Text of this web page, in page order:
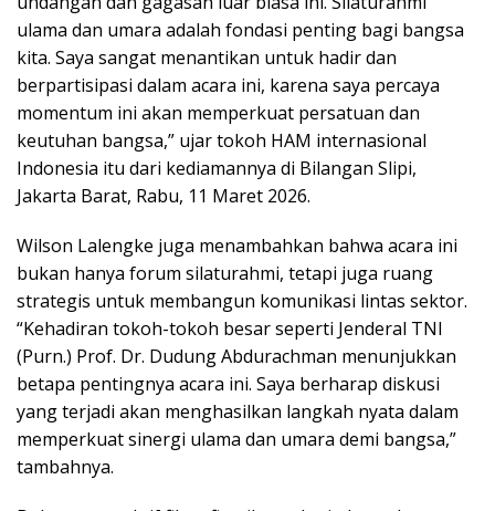
ulama dan umara adalah fondasi penting bagi bangsa
kita. Saya sangat menantikan untuk hadir dan
berpartisipasi dalam acara ini, karena saya percaya
momentum ini akan memperkuat persatuan dan
keutuhan bangsa,” ujar tokoh HAM internasional
Indonesia itu dari kediamannya di Bilangan Slipi,
Jakarta Barat, Rabu, 11 Maret 2026.
Wilson Lalengke juga menambahkan bahwa acara ini
bukan hanya forum silaturahmi, tetapi juga ruang
strategis untuk membangun komunikasi lintas sektor.
“Kehadiran tokoh-tokoh besar seperti Jenderal TNI
(Purn.) Prof. Dr. Dudung Abdurachman menunjukkan
betapa pentingnya acara ini. Saya berharap diskusi
yang terjadi akan menghasilkan langkah nyata dalam
memperkuat sinergi ulama dan umara demi bangsa,”
tambahnya.